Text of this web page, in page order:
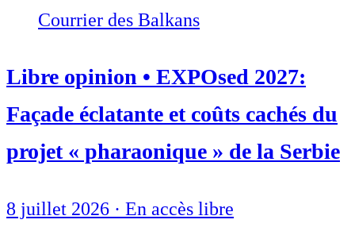
Courrier des Balkans
Libre opinion • EXPOsed 2027:
Façade éclatante et coûts cachés du
projet « pharaonique » de la Serbie
8 juillet 2026 · En accès libre